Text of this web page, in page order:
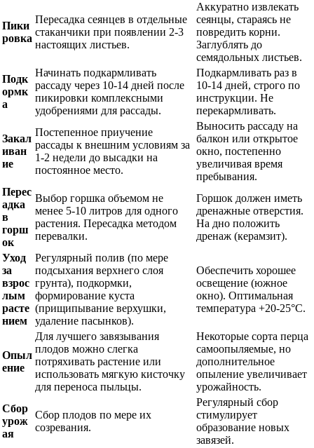
Пики
ровка
Пересадка сеянцев в отдельные
стаканчики при появлении 2-3
настоящих листьев.
Аккуратно извлекать
сеянцы, стараясь не
повредить корни.
Заглублять до
семядольных листьев.
Подк
ормк
а
Начинать подкармливать
рассаду через 10-14 дней после
пикировки комплексными
удобрениями для рассады.
Подкармливать раз в
10-14 дней, строго по
инструкции. Не
перекармливать.
Закал
иван
ие
Постепенное приучение
рассады к внешним условиям за
1-2 недели до высадки на
постоянное место.
Выносить рассаду на
балкон или открытое
окно, постепенно
увеличивая время
пребывания.
Перес
адка
в
горш
ок
Выбор горшка объемом не
менее 5-10 литров для одного
растения. Пересадка методом
перевалки.
Горшок должен иметь
дренажные отверстия.
На дно положить
дренаж (керамзит).
Уход
за
взрос
лым
расте
нием
Регулярный полив (по мере
подсыхания верхнего слоя
грунта), подкормки,
формирование куста
(прищипывание верхушки,
удаление пасынков).
Обеспечить хорошее
освещение (южное
окно). Оптимальная
температура +20-25°C.
Опыл
ение
Для лучшего завязывания
плодов можно слегка
потряхивать растение или
использовать мягкую кисточку
для переноса пыльцы.
Некоторые сорта перца
самоопыляемые, но
дополнительное
опыление увеличивает
урожайность.
Сбор
урож
ая
Сбор плодов по мере их
созревания.
Регулярный сбор
стимулирует
образование новых
завязей.